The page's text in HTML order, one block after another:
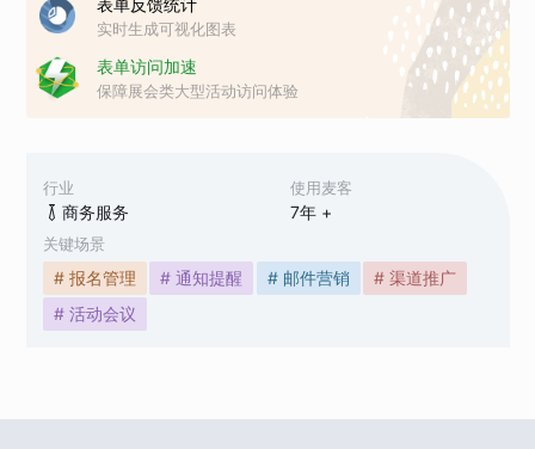
行业
商务服务
使用麦客
7年 +
关键场景
# 报名管理 # 通知提醒 # 邮件营销
# 渠道推广
# 活动会议
表单反馈统计
实时生成可视化图表
表单访问加速
保障展会类大型活动访问体验